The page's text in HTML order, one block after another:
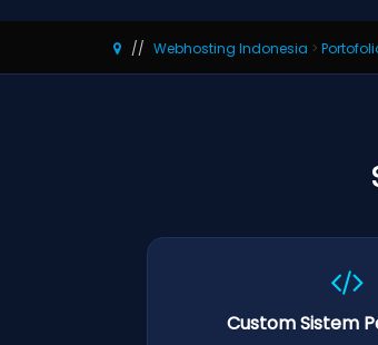
Webhosting Indonesia >
Custom Sistem